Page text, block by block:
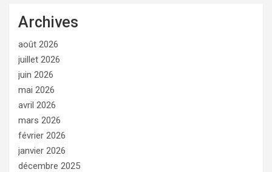
Archives
août 2026
juillet 2026
juin 2026
mai 2026
avril 2026
mars 2026
février 2026
janvier 2026
décembre 2025